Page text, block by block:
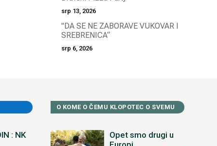
srp 13, 2026
"DA SE NE ZABORAVE VUKOVAR I
SREBRENICA“
srp 6, 2026
: NK
O KOME O ČEMU KLOPOTEC O SVEMU
Opet smo drugi u